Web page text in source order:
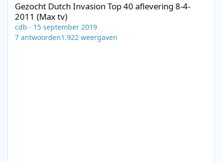
Gezocht Dutch Invasion Top 40 aflevering 8-4-
2011 (Max tv)
cdb · 15 september 2019
7 antwoorden1.922 weergaven